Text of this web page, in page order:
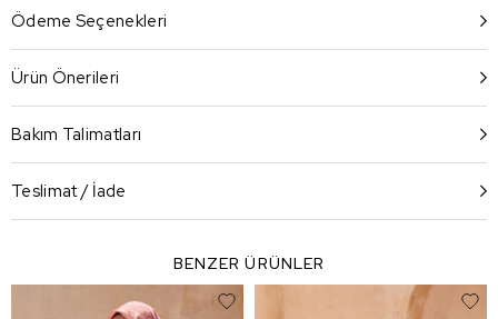
Ödeme Seçenekleri
Ürün Önerileri
Bakım Talimatları
Teslimat / İade
BENZER ÜRÜNLER